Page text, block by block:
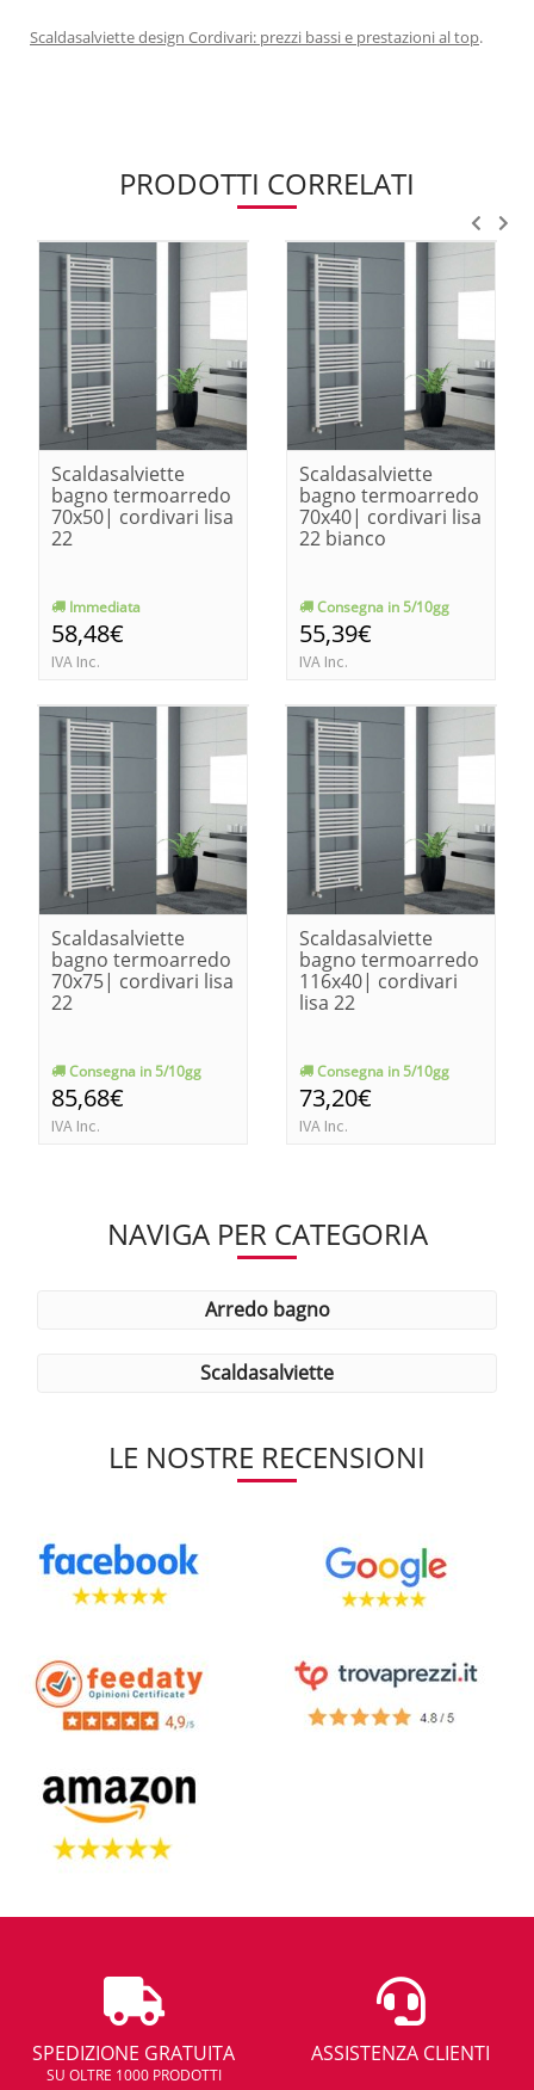
Scaldasalviette design Cordivari: prezzi bassi e prestazioni al top.
PRODOTTI CORRELATI
Scaldasalviette
bagno termoarredo
70x50| cordivari lisa
22
Immediata
58,48€
IVA Inc.
Scaldasalviette
bagno termoarredo
70x40| cordivari lisa
22 bianco
Consegna in 5/10gg
55,39€
IVA Inc.
Scaldasalviette
bagno termoarredo
70x75| cordivari lisa
22
Consegna in 5/10gg
85,68€
IVA Inc.
Scaldasalviette
bagno termoarredo
116x40| cordivari
lisa 22
Consegna in 5/10gg
73,20€
IVA Inc.
NAVIGA PER CATEGORIA
arredo bagno
scaldasalviette
LE NOSTRE RECENSIONI
SPEDIZIONE GRATUITA
SU OLTRE 1000 PRODOTTI
ASSISTENZA CLIENTI